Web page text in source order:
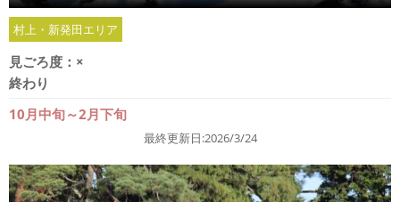
村上・新発田エリア
見ごろ度： ×
終わり
10月中旬～2月下旬
最終更新日:2026/3/24